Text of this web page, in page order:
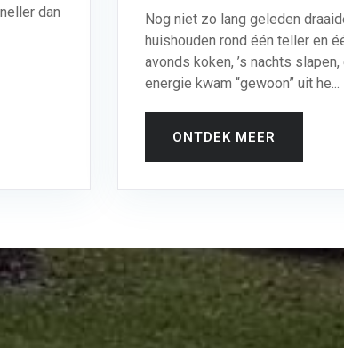
dan
Nog niet zo lang geleden
huishouden rond één teller en
avonds koken, ’s nachts slapen,
energie kwam “gewoon” uit he...
ONTDEK MEER